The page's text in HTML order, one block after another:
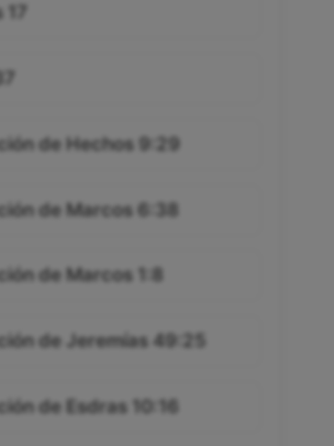
17
de Hechos 9:29
de Marcos 6:38
de Marcos 1:8
de Jeremías 49:25
de Esdras 10:16